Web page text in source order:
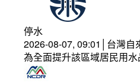
停水
2026-08-07, 09:01│台灣自
為全面提升該區域居民用